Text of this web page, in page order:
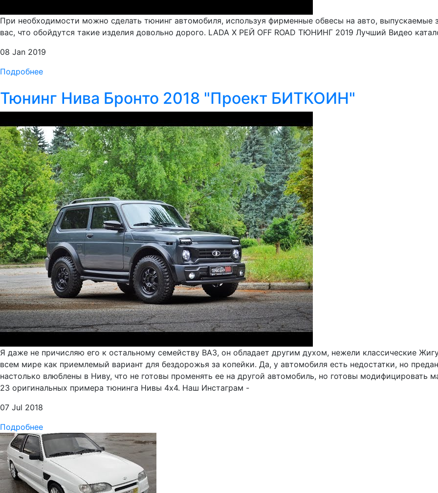
При необходимости можно сделать тюнинг автомобиля, используя фирменные обвесы на авто,
вас, что обойдутся такие изделия довольно дорого. LADA X РЕЙ OFF ROAD ТЮНИНГ 2019 Лучший Видео
08 Jan 2019
Подробнее
Тюнинг Нива Бронто 2018 "Проект БИТКОИН"
Я даже не причисляю его к остальному семейству ВАЗ, он обладает другим духом, нежели классические
всем мире как приемлемый вариант для бездорожья за копейки. Да, у автомобиля есть недостатки, но
настолько влюблены в Ниву, что не готовы променять ее на другой автомобиль, но готовы
23 оригинальных примера тюнинга Нивы 4х4. Наш Инстаграм -
07 Jul 2018
Подробнее